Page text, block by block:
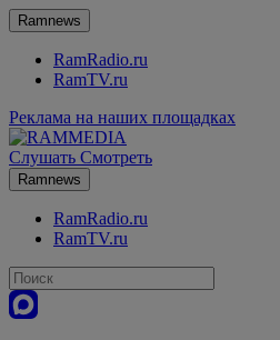
Ramnews
RamRadio.ru
RamTV.ru
Реклама на наших площадках
Слушать Смотреть
Ramnews
RamRadio.ru
RamTV.ru